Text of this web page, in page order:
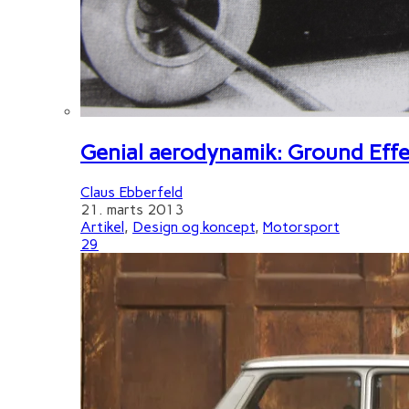
Genial aerodynamik: Ground
Claus Ebberfeld
21. marts 2013
Artikel, Design og koncept, Motorsport
29